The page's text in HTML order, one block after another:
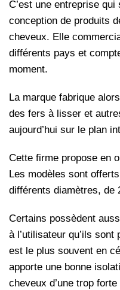
C’est une entreprise
conception de produits
cheveux. Elle
différents pays et
moment.
La marque fabrique
des fers à lisser et
aujourd’hui sur le plan
Cette firme propose en
Les modèles sont
différents diamètres, de
Certains possèdent
à l’utilisateur qu’ils
est le plus souvent en
apporte une bonne
cheveux d’une trop